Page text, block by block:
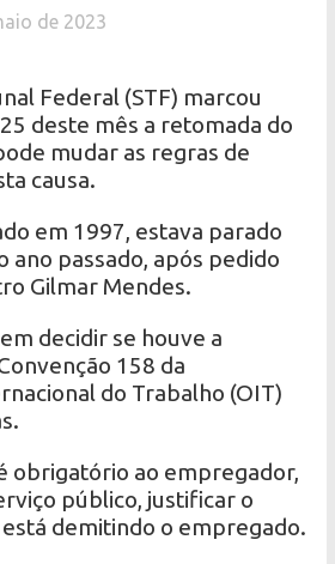
de 2023
Federal (STF) marcou
deste mês a retomada do
mudar as regras de
causa.
em 1997, estava parado
ano passado, após pedido
Gilmar Mendes.
decidir se houve a
158 da
do Trabalho (OIT)
obrigatório ao empregador,
público, justificar o
demitindo o empregado.